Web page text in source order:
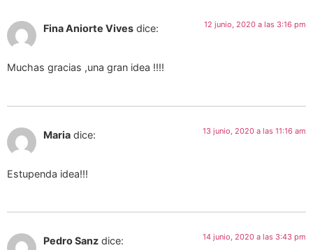
Fina Aniorte Vives dice: 12 junio, 2020 a las 3:16 pm
Muchas gracias ,una gran idea !!!!
Maria dice: 13 junio, 2020 a las 11:16 am
Estupenda idea!!!
Pedro Sanz dice: 14 junio, 2020 a las 3:43 pm